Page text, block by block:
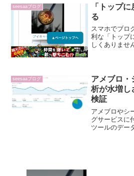
TrustM...
seesaaブログ
「トップ
る
スマホでブロ
利な「トップ
しくありませ
seesaaブログ
アメブロ・
析が水増し
検証
アメブロやシ
グサービスに
ツールのデー